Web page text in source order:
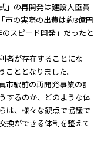
」の再開発は建設大臣賞
市の実際の出費は約3億円
スピード開発」だったと
者が存在することにな
ととなりました。
市駅前の再開発事業の計
するのか、どのような体
は、様々な観点で協議で
換ができる体制を整えて